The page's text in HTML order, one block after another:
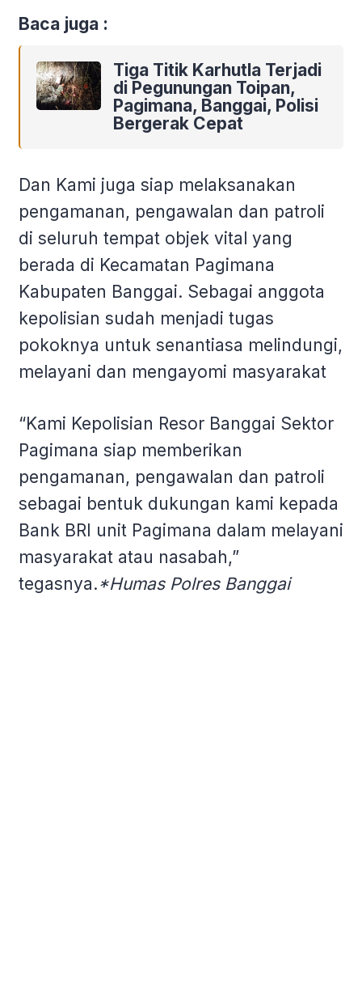
Baca juga :
Tiga Titik Karhutla Terjadi
di Pegunungan Toipan,
Pagimana, Banggai, Polisi
Bergerak Cepat
Dan Kami juga siap melaksanakan
pengamanan, pengawalan dan patroli
di seluruh tempat objek vital yang
berada di Kecamatan Pagimana
Kabupaten Banggai. Sebagai anggota
kepolisian sudah menjadi tugas
pokoknya untuk senantiasa melindungi,
melayani dan mengayomi masyarakat
“Kami Kepolisian Resor Banggai Sektor
Pagimana siap memberikan
pengamanan, pengawalan dan patroli
sebagai bentuk dukungan kami kepada
Bank BRI unit Pagimana dalam melayani
masyarakat atau nasabah,”
tegasnya.*Humas Polres Banggai